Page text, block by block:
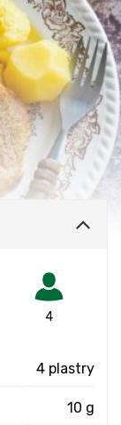
4
4 plastry
10 g